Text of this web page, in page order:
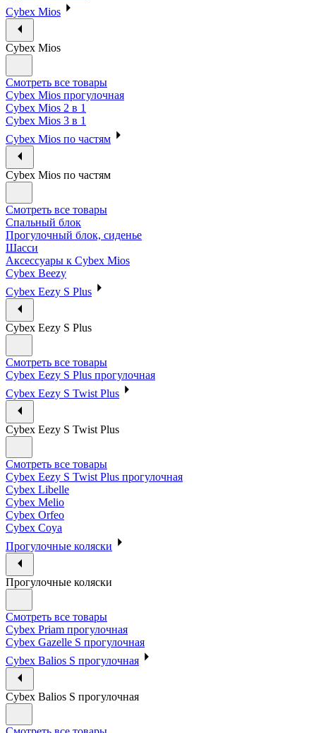
Cybex Mios
Cybex Mios
Смотреть все товары
Cybex Mios прогулочная
Cybex Mios 2 в 1
Cybex Mios 3 в 1
Cybex Mios по частям
Cybex Mios по частям
Смотреть все товары
Спальный блок
Прогулочный блок, сиденье
Шасси
Аксессуары к Cybex Mios
Cybex Beezy
Cybex Eezy S Plus
Cybex Eezy S Plus
Смотреть все товары
Cybex Eezy S Plus прогулочная
Cybex Eezy S Twist Plus
Cybex Eezy S Twist Plus
Смотреть все товары
Cybex Eezy S Twist Plus прогулочная
Cybex Libelle
Cybex Melio
Cybex Orfeo
Cybex Coya
Прогулочные коляски
Прогулочные коляски
Смотреть все товары
Cybex Priam прогулочная
Cybex Gazelle S прогулочная
Cybex Balios S прогулочная
Cybex Balios S прогулочная